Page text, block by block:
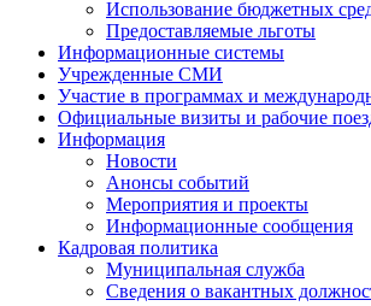
Использование бюджетных
Предоставляемые льготы
Информационные системы
Учрежденные СМИ
Участие в программах и
Официальные визиты и рабочие
Информация
Новости
Анонсы событий
Мероприятия и проекты
Информационные сообщения
Кадровая политика
Муниципальная служба
Сведения о вакантных